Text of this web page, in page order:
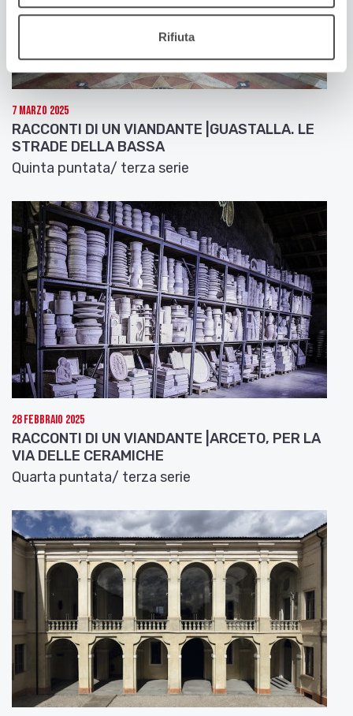
Rifiuta
7 Marzo 2025
RACCONTI DI UN VIANDANTE |GUASTALLA. LE
STRADE DELLA BASSA
Quinta puntata/ terza serie
28 Febbraio 2025
RACCONTI DI UN VIANDANTE |ARCETO, PER LA
VIA DELLE CERAMICHE
Quarta puntata/ terza serie